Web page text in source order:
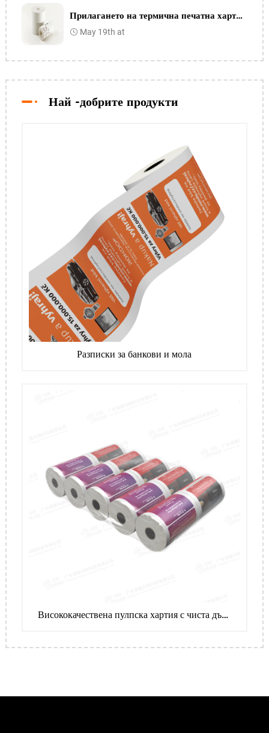
Прилагането на термична печатна хартия в медицинската индустрия
May 19th at
Най -добрите продукти
Разписки за банкови и мола
Висококачествена пулпска хартия с чиста дървесина